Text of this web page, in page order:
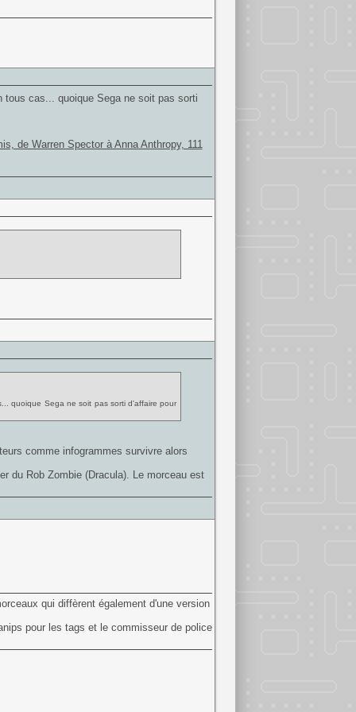
cas... quoique Sega ne soit pas sorti
de Warren Spector à Anna Anthropy, 111
quoique Sega ne soit pas sorti d'affaire pour
comme infogrammes survivre alors
du Rob Zombie (Dracula). Le morceau est
qui diffèrent également d'une version
pour les tags et le commisseur de police